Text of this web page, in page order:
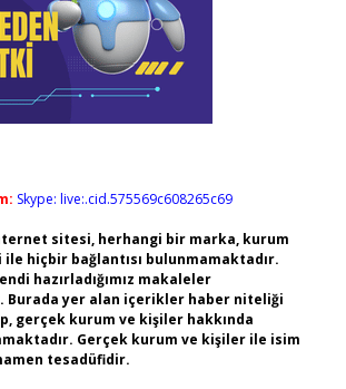
Skype: live:.cid.575569c608265c69
sitesi, herhangi bir marka, kurum
ile hiçbir bağlantısı bulunmamaktadır.
hazırladığımız makaleler
Burada yer alan içerikler haber niteliği
gerçek kurum ve kişiler hakkında
Gerçek kurum ve kişiler ile isim
tesadüfidir.